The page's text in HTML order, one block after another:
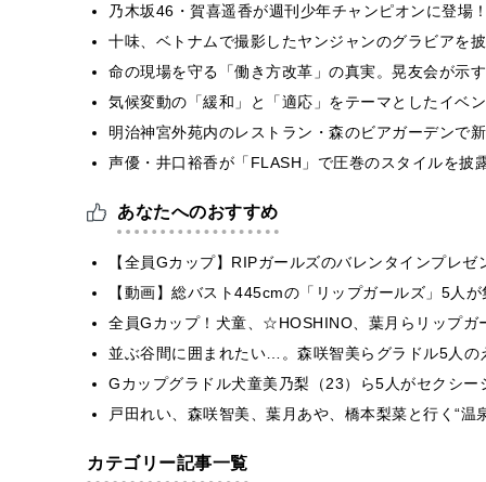
乃木坂46・賀喜遥香が週刊少年チャンピオンに登
十味、ベトナムで撮影したヤンジャンのグラビアを
命の現場を守る「働き方改革」の真実。晃友会が示
気候変動の「緩和」と「適応」をテーマとしたイベ
明治神宮外苑内のレストラン・森のビアガーデンで
声優・井口裕香が「FLASH」で圧巻のスタイルを
あなたへのおすすめ
【全員Gカップ】RIPガールズのバレンタインプレ
【動画】総バスト445cmの「リップガールズ」5人
全員Gカップ！犬童、☆HOSHINO、葉月らリップガ
並ぶ谷間に囲まれたい…。森咲智美らグラドル5人の
Gカップグラドル犬童美乃梨（23）ら5人がセクシー
戸田れい、森咲智美、葉月あや、橋本梨菜と行く“
カテゴリー記事一覧